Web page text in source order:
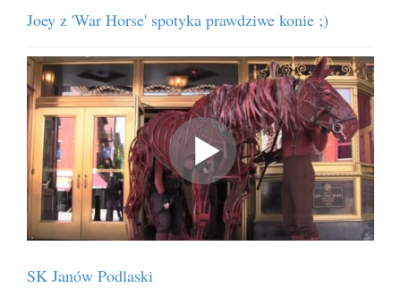
Joey z 'War Horse' spotyka prawdziwe konie ;)
SK Janów Podlaski